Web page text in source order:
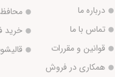
درباره ما
تماس با ما
قوانین و مقررات
همکاری در فروش